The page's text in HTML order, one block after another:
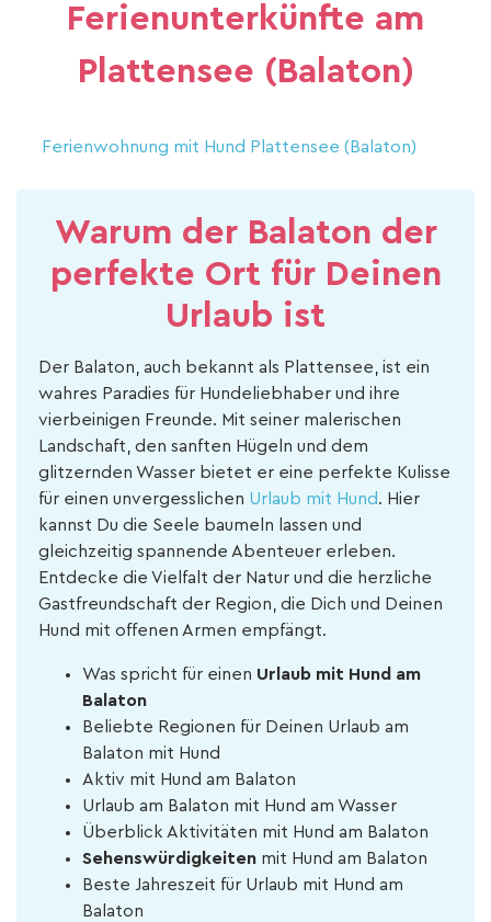
Ferienunterkünfte am
Plattensee (Balaton)
Ferienwohnung mit Hund Plattensee (Balaton)
Warum der Balaton der
perfekte Ort für Deinen
Urlaub ist
Der Balaton, auch bekannt als Plattensee, ist ein
wahres Paradies für Hundeliebhaber und ihre
vierbeinigen Freunde. Mit seiner malerischen
Landschaft, den sanften Hügeln und dem
glitzernden Wasser bietet er eine perfekte Kulisse
für einen unvergesslichen Urlaub mit Hund. Hier
kannst Du die Seele baumeln lassen und
gleichzeitig spannende Abenteuer erleben.
Entdecke die Vielfalt der Natur und die herzliche
Gastfreundschaft der Region, die Dich und Deinen
Hund mit offenen Armen empfängt.
Was spricht für einen Urlaub mit Hund am
Balaton
Beliebte Regionen für Deinen Urlaub am
Balaton mit Hund
Aktiv mit Hund am Balaton
Urlaub am Balaton mit Hund am Wasser
Überblick Aktivitäten mit Hund am Balaton
Sehenswürdigkeiten mit Hund am Balaton
Beste Jahreszeit für Urlaub mit Hund am
Balaton